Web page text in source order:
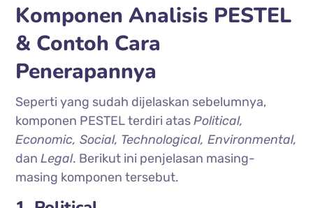
Komponen Analisis PESTEL
& Contoh Cara
Penerapannya
Seperti yang sudah dijelaskan sebelumnya,
komponen PESTEL terdiri atasPolitical,
Economic, Social, Technological, Environmental,
danLegal. Berikut ini penjelasan masing-
masing komponen tersebut.